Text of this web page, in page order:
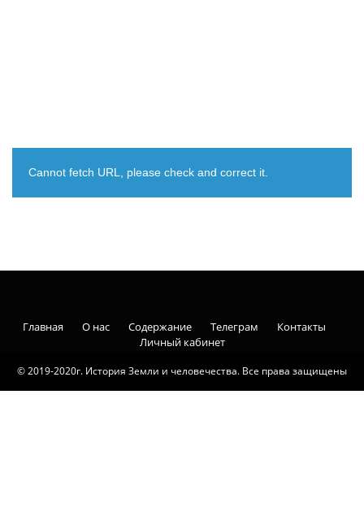
Cannot fetch URL, please check and correct it.
© 2019-2020г. История Земли и человечества. Все права защищены
Главная О нас Содержание Телеграм
Контакты
Личный кабинет